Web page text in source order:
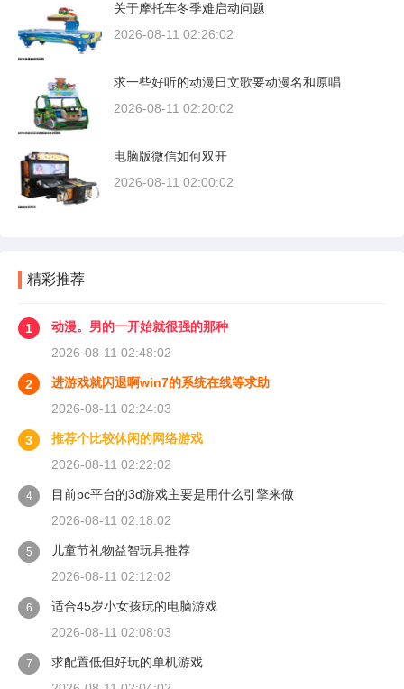
关于摩托车冬季难启动问题
2026-08-11 02:26:02
求一些好听的动漫日文歌要动漫名和原唱
2026-08-11 02:20:02
电脑版微信如何双开
2026-08-11 02:00:02
精彩推荐
1
动漫。男的一开始就很强的那种
2026-08-11 02:48:02
2
进游戏就闪退啊win7的系统在线等求助
2026-08-11 02:24:03
3
推荐个比较休闲的网络游戏
2026-08-11 02:22:02
4
目前pc平台的3d游戏主要是用什么引擎来做
2026-08-11 02:18:02
5
儿童节礼物益智玩具推荐
2026-08-11 02:12:02
6
适合45岁小女孩玩的电脑游戏
2026-08-11 02:08:03
7
求配置低但好玩的单机游戏